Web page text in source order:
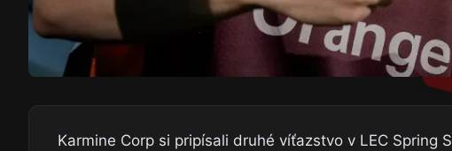
Karmine Corp si pripísali druhé víťazstvo v LEC